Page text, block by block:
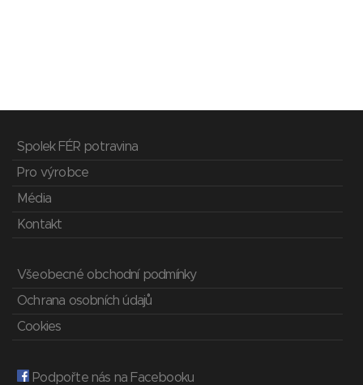
Spolek FÉR potravina
Pro výrobce
Média
Kontakt
Všeobecné obchodní podmínky
Ochrana osobních údajů
Cookies
Podpořte nás na Facebooku